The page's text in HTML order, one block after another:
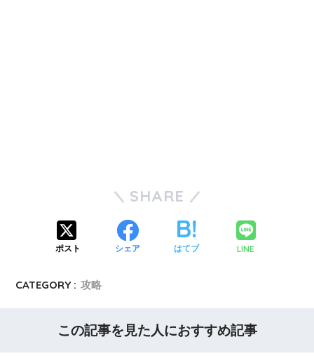
SHARE
ポスト シェア はてブ LINE
CATEGORY : 攻略
この記事を見た人におすすめ記事